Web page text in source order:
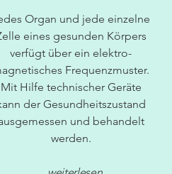
Organ und jede einzelne
eines gesunden Körpers
verfügt über ein elektro-
Frequenzmuster.
Mit Hilfe technischer Geräte
der Gesundheitszustand
und behandelt
werden.